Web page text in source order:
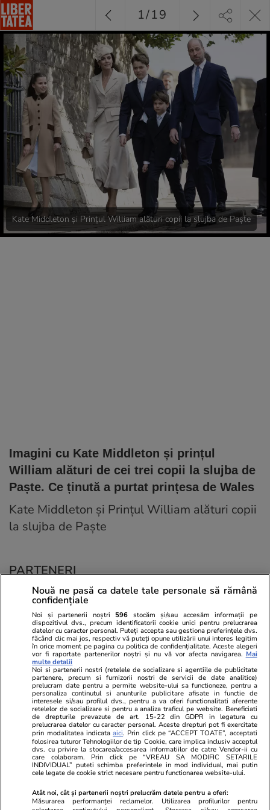
Kate Middleton și Prințul William alături copii la slujba de Paște
Imagini cu Kate Middleton și prințul
William alături de cei trei copii la slujba de
Paște. Ce ținută a purtat prințesa de Wales
Kate Middleton și Prințul William alături copii
la slujba de Paște
1/19
PARTENERI
Viva.ro
"Nici acum nu îi știu bine. Nu îi știu familia".
A tăcut luni întregi, dar acum Gina Matache a
spus adevărul despre relația cu ginerele ei,
Radu Siffr...
Unica.ro
Nu și ei! S-au
căsnicie! Cei doi
secret. Nimeni
motiv al
Nouă ne pasă ca datele tale personale să rămână
confidențiale
Noi și partenerii noștri 596 stocăm și/sau accesăm informații pe
dispozitivul dvs., precum identificatorii cookie unici pentru prelucrarea
datelor cu caracter personal. Puteți accepta sau gestiona preferințele dvs.
făcând clic mai jos, respectiv vă puteți opune utilizării unui interes legitim
în orice moment pe pagina cu politica de confidențialitate. Aceste alegeri
vor fi raportate partenerilor noștri și nu vă vor afecta navigarea. Mai
multe detalii
Noi si partenerii nostri (retelele de socializare si agentiile de publicitate
partenere, precum si furnizorii nostri de servicii de date analitice)
prelucram date pentru a permite website-ului sa functioneze, pentru a
personaliza continutul si anunturile publicitare afisate in functie de
interesele si/sau profilul dvs., pentru a va oferi functionalitati aferente
retelelor de socializare si pentru a analiza traficul pe website. Beneficiati
de drepturile prevazute de art. 15-22 din GDPR in legatura cu
prelucrarea datelor cu caracter personal. Aceste drepturi pot fi exercitate
prin modalitatea indicataaici. Prin click pe “ACCEPT TOATE”, acceptati
folosirea tuturor Tehnologiilor de tip Cookie, care implica inclusiv acceptul
dvs. cu privire la stocarea/accesarea informatiilor de catre Vendor-ii cu
care colaboram. Prin click pe “VREAU SA MODIFIC SETARILE
INDIVIDUAL” puteti schimba preferintele in mod individual, mai putin
cele legate de cookie strict necesare pentru functionarea website-ului.
Atât noi, cât și partenerii noștri prelucrăm datele pentru a oferi:
Măsurarea performanței reclamelor. Utilizarea profilurilor pentru